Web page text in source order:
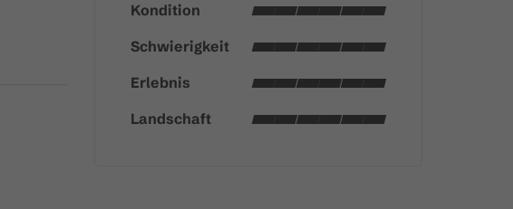
Kondition
Schwierigkeit
Erlebnis
Landschaft